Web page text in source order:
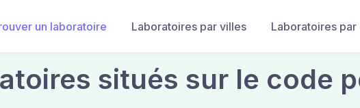
un laboratoire Laboratoires par villes Laboratoires
situés sur le code